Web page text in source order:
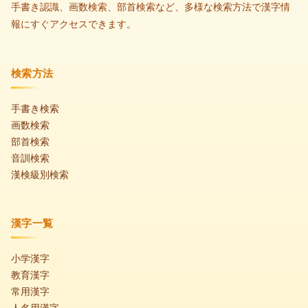
手書き認識、画数検索、部首検索など、多様な検索方法で漢字情
報にすぐアクセスできます。
検索方法
手書き検索
画数検索
部首検索
音訓検索
漢検級別検索
漢字一覧
小学漢字
教育漢字
常用漢字